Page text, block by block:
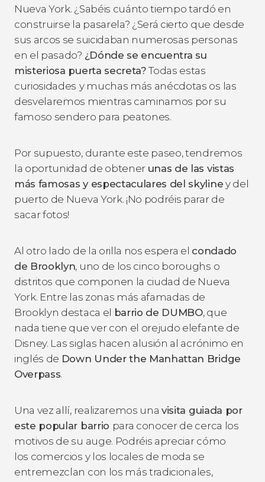
Nueva York. ¿Sabéis cuánto tiempo tardó en
construirse la pasarela? ¿Será cierto que desde
sus arcos se suicidaban numerosas personas
en el pasado? ¿Dónde se encuentra su
misteriosa puerta secreta?Todas estas
curiosidades y muchas más anécdotas os las
desvelaremos mientras caminamos por su
famoso sendero para peatones.
Por supuesto, durante este paseo, tendremos
la oportunidad de obtener unas de las vistas
más famosas y espectaculares del skyline y del
puerto de Nueva York. ¡No podréis parar de
sacar fotos!
Al otro lado de la orilla nos espera el condado
de Brooklyn, uno de los cinco boroughs o
distritos que componen la ciudad de Nueva
York. Entre las zonas más afamadas de
Brooklyn destaca el barrio de DUMBO, que
nada tiene que ver con el orejudo elefante de
Disney. Las siglas hacen alusión al acrónimo en
inglés de Down Under the Manhattan Bridge
Overpass.
Una vez allí, realizaremos unavisita guiada por
este popular barrio para conocer de cerca los
motivos de su auge. Podréis apreciar cómo
los comercios y los locales de moda se
entremezclan con los más tradicionales,